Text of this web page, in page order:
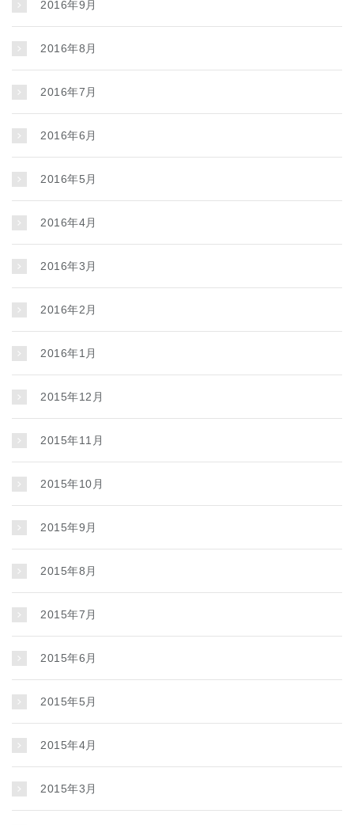
2016年9月
2016年8月
2016年7月
2016年6月
2016年5月
2016年4月
2016年3月
2016年2月
2016年1月
2015年12月
2015年11月
2015年10月
2015年9月
2015年8月
2015年7月
2015年6月
2015年5月
2015年4月
2015年3月